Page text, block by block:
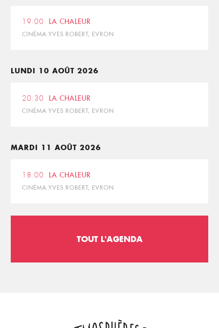
19:00 LA CHALEUR
CINÉMA YVES ROBERT, EVRON
LUNDI 10 AOÛT 2026
20:30 LA CHALEUR
CINÉMA YVES ROBERT, EVRON
MARDI 11 AOÛT 2026
18:00 LA CHALEUR
CINÉMA YVES ROBERT, EVRON
TOUT L'AGENDA